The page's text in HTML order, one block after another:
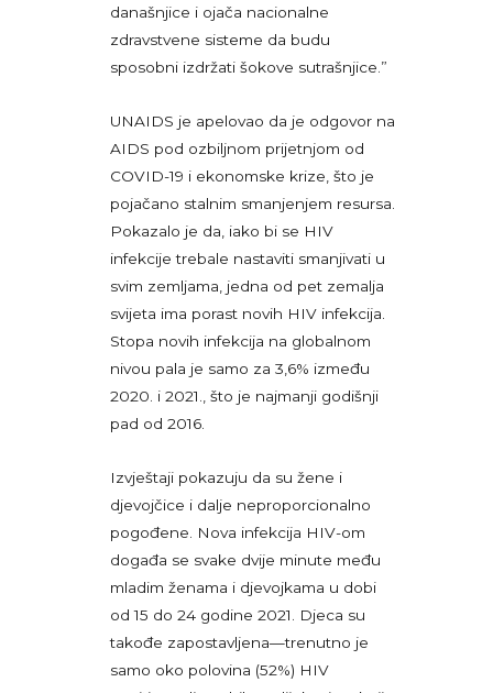
današnjice i ojača nacionalne
zdravstvene sisteme da budu
sposobni izdržati šokove sutrašnjice.”
UNAIDS je apelovao da je odgovor na
AIDS pod ozbiljnom prijetnjom od
COVID-19 i ekonomske krize, što je
pojačano stalnim smanjenjem resursa.
Pokazalo je da, iako bi se HIV
infekcije trebale nastaviti smanjivati ​​u
svim zemljama, jedna od pet zemalja
svijeta ima porast novih HIV infekcija.
Stopa novih infekcija na globalnom
nivou pala je samo za 3,6% između
2020. i 2021., što je najmanji godišnji
pad od 2016.
Izvještaji pokazuju da su žene i
djevojčice i dalje neproporcionalno
pogođene. Nova infekcija HIV-om
događa se svake dvije minute među
mladim ženama i djevojkama u dobi
od 15 do 24 godine 2021. Djeca su
takođe zapostavljena—trenutno je
samo oko polovina (52%) HIV